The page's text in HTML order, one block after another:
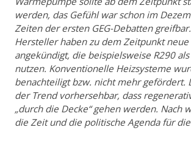
werden, das Gefühl war schon im
Zeiten der ersten GEG-Debatten
Hersteller haben zu dem Zeitpunkt
angekündigt, die beispielsweise R290
nutzen. Konventionelle Heizsysteme
benachteiligt bzw. nicht mehr gefördert.
der Trend vorhersehbar, dass
„durch die Decke“ gehen werden. Nach
die Zeit und die politische Agenda für